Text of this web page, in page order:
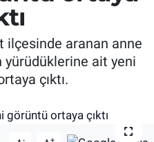
ilçesinde aranan anne
yürüdüklerine ait yeni
çıktı.